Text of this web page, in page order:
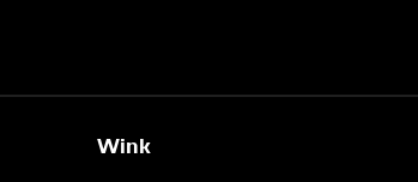
Wink